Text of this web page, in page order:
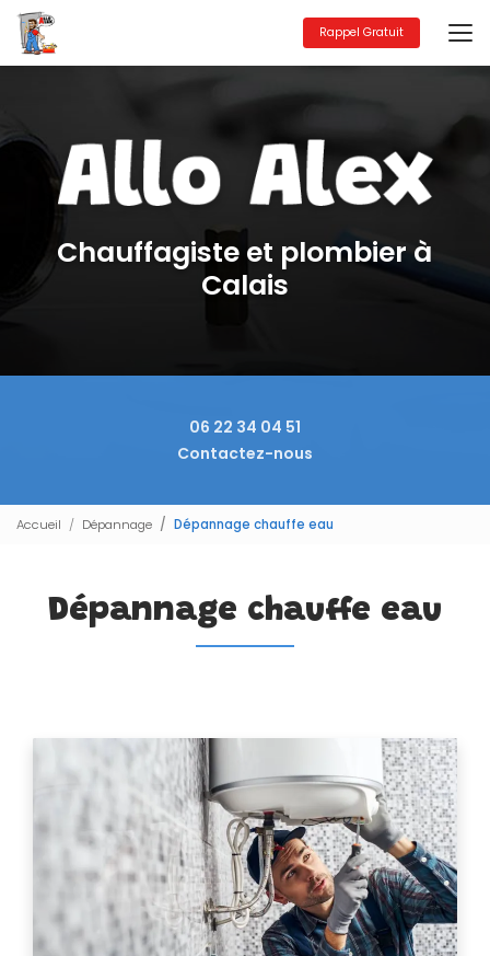
Aller
au
contenu
principal
Rappel Gratuit
Chauffagiste et plombier à
Calais
06 22 34 04 51
Contactez-nous
Accueil Dépannage Dépannage chauffe eau
Dépannage chauffe eau